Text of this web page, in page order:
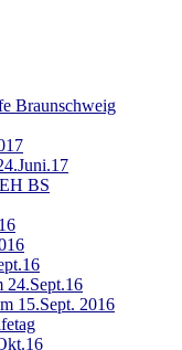
Braunschweig
BS
24.Sept.16
15.Sept. 2016